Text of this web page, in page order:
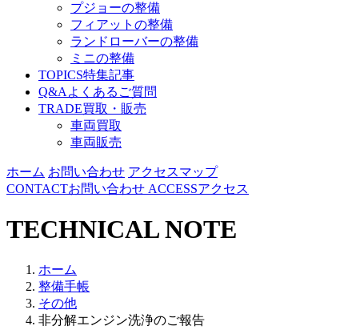
プジョーの整備
フィアットの整備
ランドローバーの整備
ミニの整備
TOPICS特集記事
Q&A よくあるご質問
TRADE買取・販売
車両買取
車両販売
ホーム お問い合わせ アクセスマップ
CONTACTお問い合わせ ACCESSアクセス
TECHNICAL NOTE
ホーム
整備手帳
その他
非分解エンジン洗浄のご報告